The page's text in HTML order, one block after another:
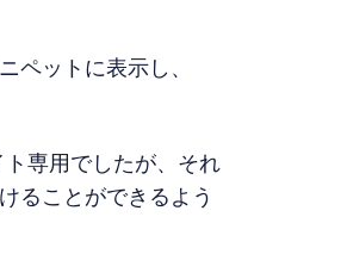
ペットに表示し、
専用でしたが、それ
ることができるよう